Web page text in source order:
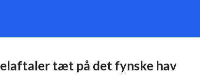
elaftaler tæt på det fynske hav